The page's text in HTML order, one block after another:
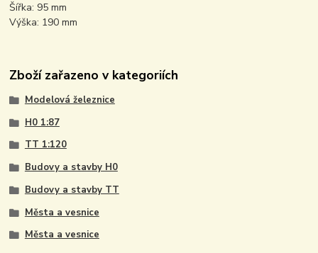
Šířka: 95 mm
Výška: 190 mm
Zboží zařazeno v kategoriích
Modelová železnice
H0 1:87
TT 1:120
Budovy a stavby H0
Budovy a stavby TT
Města a vesnice
Města a vesnice